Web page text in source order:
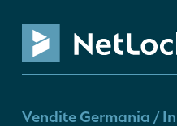
Vendite Germania /